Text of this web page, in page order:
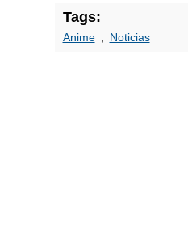
Tags:
Anime, Noticias